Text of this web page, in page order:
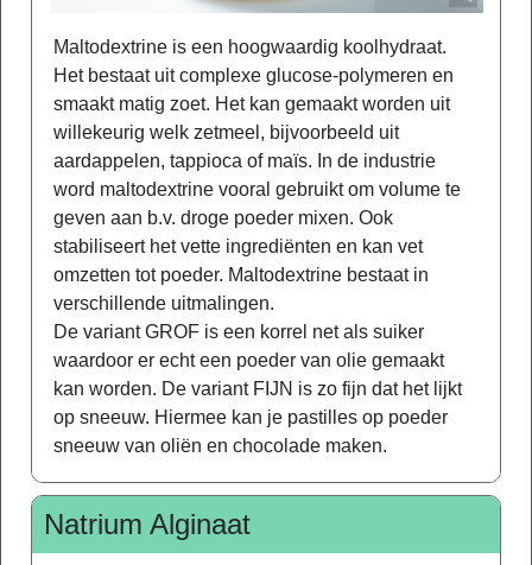
Maltodextrine is een hoogwaardig koolhydraat.
Het bestaat uit complexe glucose-polymeren en
smaakt matig zoet. Het kan gemaakt worden uit
willekeurig welk zetmeel, bijvoorbeeld uit
aardappelen, tappioca of maïs. In de industrie
word maltodextrine vooral gebruikt om volume te
geven aan b.v. droge poeder mixen. Ook
stabiliseert het vette ingrediënten en kan vet
omzetten tot poeder. Maltodextrine bestaat in
verschillende uitmalingen.
De variant GROF is een korrel net als suiker
waardoor er echt een poeder van olie gemaakt
kan worden. De variant FIJN is zo fijn dat het lijkt
op sneeuw. Hiermee kan je pastilles op poeder
sneeuw van oliën en chocolade maken.
Natrium Alginaat